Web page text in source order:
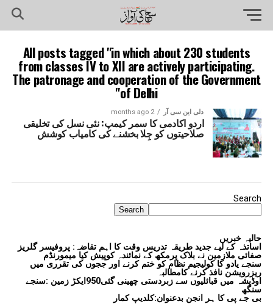
All posts tagged "in which about 230 students
from classes IV to XII are actively participating.
The patronage and cooperation of the Government
of Delhi"
دلی این سی آر 2 months ago
اردو اکادمی کا سمر کیمپ: نئی نسل کی تخلیقی
صلاحیتوں کو جِلا بخشنے کی کامیاب کوشش
Search
Search
حالیہ خبریں
اساتذہ کے لیے جدید طریقہ تدریس وقت کا اہم تقاضہ: پروفیسر گلریز
صفائی ملازمین نے بلاک پرمکھ کے نمائندہ کوپیش کیا میمورنڈم
سنجے یادو کا کولیجیم نظام کو ختم کرنے اور ججوں کی تقرری میں
ریزرویشن نافذ کرنے کامطالبہ
اوڈیشہ میں قبائلیوں سے زبردستی چھینی گئی950ایکڑ زمین :سنجے
سنگھ
بی جے پی کا ہر انجن بدعنوان:کلدیپ کمار